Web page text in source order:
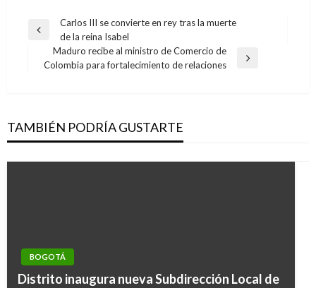
Navegación
entradas
Entrada
anterior
Carlos III se convierte en rey tras la muerte
de la reina Isabel
Entrada
Maduro recibe al ministro de Comercio de
Colombia para fortalecimiento de relaciones
TAMBIÉN PODRÍA GUSTARTE
BOGOTÁ
Distrito inaugura nueva Subdirección Local de